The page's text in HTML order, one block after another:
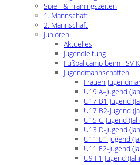
Spiel- & Trainingszeiten
1. Mannschaft
2. Mannschaft
Junioren
Aktuelles
Jugendleitung
Fußballcamp beim TSV
Jugendmannschaften
Frauen-
U19 A–Jugend
U17 B1-Jugend
U17 B2-Jugend
U15 C-Jugend
U13 D-Jugend
U11 E1-Jugend
U11 E2-Jugend
U9 F1-Jugend